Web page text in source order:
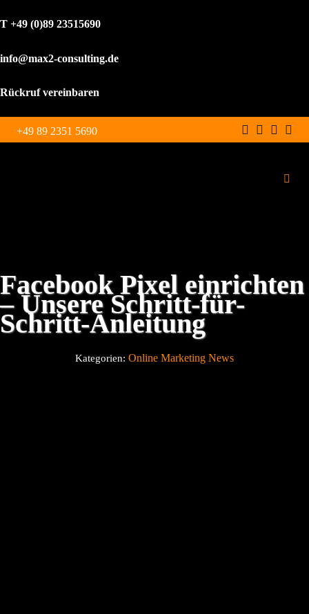
T +49 (0)89 23515690
info@max2-consulting.de
Rückruf vereinbaren
Zum
Inhalt
+49 89 2351 5690
WordPress Agentur
Über uns
Facebook Pixel einrichten
– Unsere Schritt-für-
Schritt-Anleitung
Kategorien: Online Marketing News